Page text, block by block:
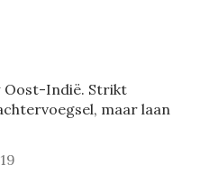
Oost-Indië. Strikt
maar laan